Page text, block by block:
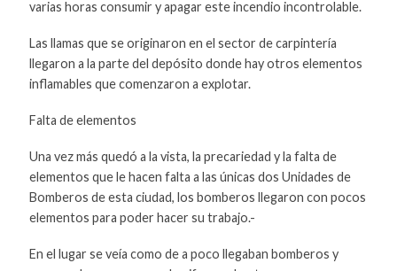
varias horas consumir y apagar este incendio incontrolable.
Las llamas que se originaron en el sector de carpintería
llegaron a la parte del depósito donde hay otros elementos
inflamables que comenzaron a explotar.
Falta de elementos
Una vez más quedó a la vista, la precariedad y la falta de
elementos que le hacen falta a las únicas dos Unidades de
Bomberos de esta ciudad, los bomberos llegaron con pocos
elementos para poder hacer su trabajo.-
En el lugar se veía como de a poco llegaban bomberos y